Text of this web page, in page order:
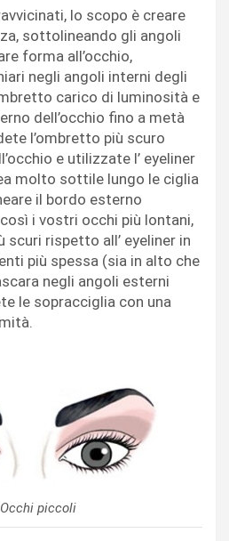
lo scopo è creare
sottolineando gli angoli
forma all’occhio,
negli angoli interni degli
carico di luminosità e
dell’occhio fino a metà
l’ombretto più scuro
e utilizzate l’ eyeliner
molto sottile lungo le ciglia
il bordo esterno
i vostri occhi più lontani,
rispetto all’ eyeliner in
più spessa (sia in alto che
negli angoli esterni
le sopracciglia con una
piccoli